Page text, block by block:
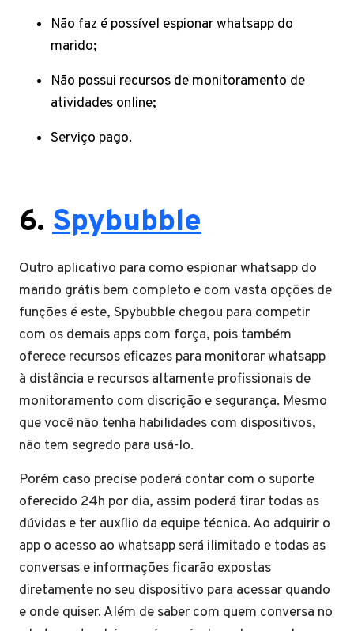
Não faz é possível espionar whatsapp do
marido;
Não possui recursos de monitoramento de
atividades online;
Serviço pago.
6. Spybubble
Outro aplicativo para como espionar whatsapp do
marido grátis bem completo e com vasta opções de
funções é este, Spybubble chegou para competir
com os demais apps com força, pois também
oferece recursos eficazes para monitorar whatsapp
à distância e recursos altamente profissionais de
monitoramento com discrição e segurança. Mesmo
que você não tenha habilidades com dispositivos,
não tem segredo para usá-lo.
Porém caso precise poderá contar com o suporte
oferecido 24h por dia, assim poderá tirar todas as
dúvidas e ter auxílio da equipe técnica. Ao adquirir o
app o acesso ao whatsapp será ilimitado e todas as
conversas e informações ficarão expostas
diretamente no seu dispositivo para acessar quando
e onde quiser. Além de saber com quem conversa no